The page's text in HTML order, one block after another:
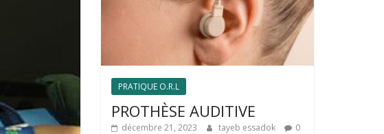
PRATIQUE O.R.L
PROTHÈSE AUDITIVE
décembre 21, 2023 tayeb essadok 0